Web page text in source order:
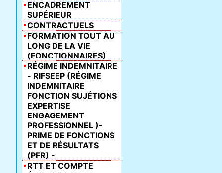
ENCADREMENT
SUPÉRIEUR
CONTRACTUELS
FORMATION TOUT AU
LONG DE LA VIE
(FONCTIONNAIRES)
RÉGIME INDEMNITAIRE
- RIFSEEP (RÉGIME
INDEMNITAIRE
FONCTION SUJÉTIONS
EXPERTISE
ENGAGEMENT
PROFESSIONNEL )-
PRIME DE FONCTIONS
ET DE RÉSULTATS
(PFR) -
RTT ET COMPTE